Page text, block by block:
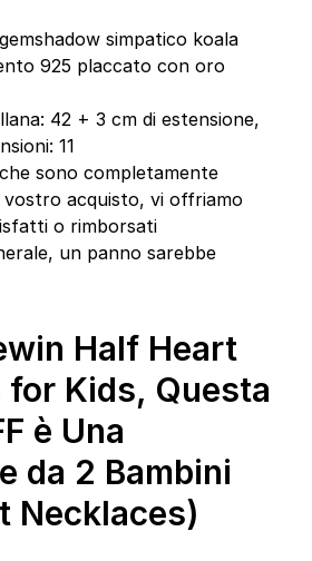
simpatico koala
925 placcato con oro
42 + 3 cm di estensione,
11
sono completamente
acquisto, vi offriamo
o rimborsati
un panno sarebbe
Half Heart
for Kids, Questa
è Una
da 2 Bambini
Necklaces)